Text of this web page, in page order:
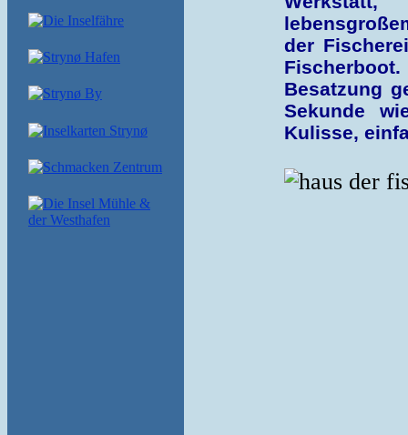
der
Besatzung
Sekunde
Kulisse,